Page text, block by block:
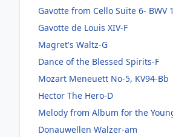
Gavotte from Cello Suite 6- BWV
Gavotte de Louis XIV-F
Magret's Waltz-G
Dance of the Blessed Spirits-F
Mozart Meneuett No-5, KV94-Bb
Hector The Hero-D
Melody from Album for the
Donauwellen Walzer-am